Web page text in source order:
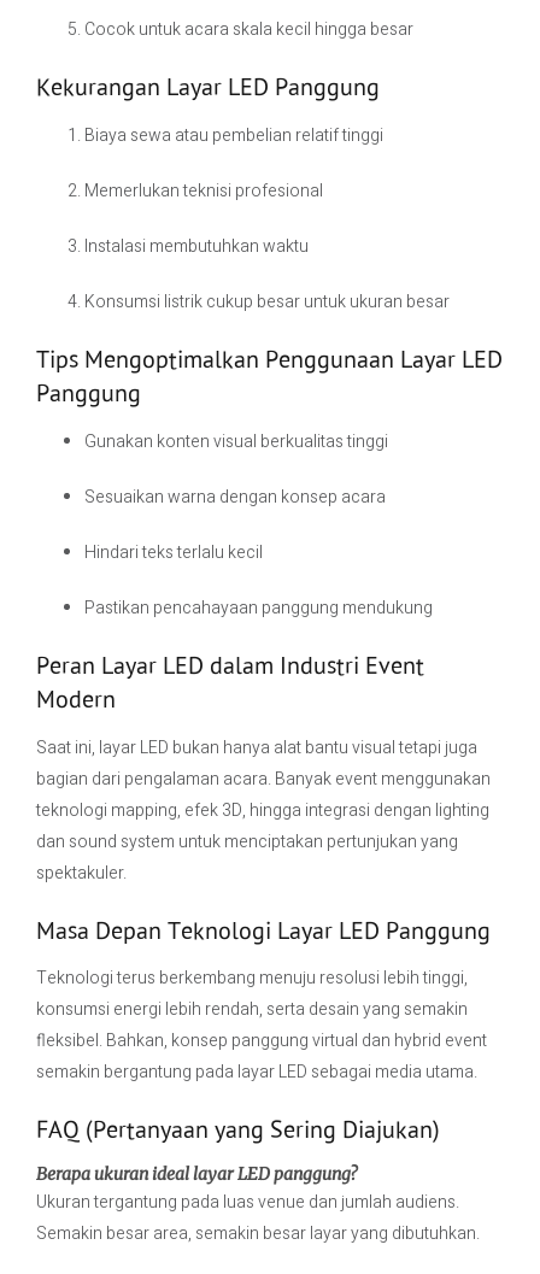
Cocok untuk acara skala kecil hingga besar
Kekurangan Layar LED Panggung
Biaya sewa atau pembelian relatif tinggi
Memerlukan teknisi profesional
Instalasi membutuhkan waktu
Konsumsi listrik cukup besar untuk ukuran besar
Tips Mengoptimalkan Penggunaan Layar LED
Panggung
Gunakan konten visual berkualitas tinggi
Sesuaikan warna dengan konsep acara
Hindari teks terlalu kecil
Pastikan pencahayaan panggung mendukung
Peran Layar LED dalam Industri Event
Modern
Saat ini, layar LED bukan hanya alat bantu visual tetapi juga
bagian dari pengalaman acara. Banyak event menggunakan
teknologi mapping, efek 3D, hingga integrasi dengan lighting
dan sound system untuk menciptakan pertunjukan yang
spektakuler.
Masa Depan Teknologi Layar LED Panggung
Teknologi terus berkembang menuju resolusi lebih tinggi,
konsumsi energi lebih rendah, serta desain yang semakin
fleksibel. Bahkan, konsep panggung virtual dan hybrid event
semakin bergantung pada layar LED sebagai media utama.
FAQ (Pertanyaan yang Sering Diajukan)
Berapa ukuran ideal layar LED panggung?
Ukuran tergantung pada luas venue dan jumlah audiens.
Semakin besar area, semakin besar layar yang dibutuhkan.